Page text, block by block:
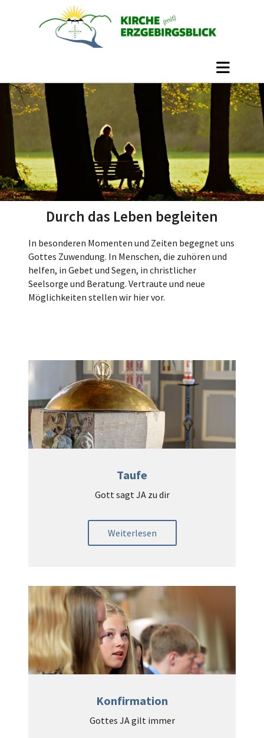
Durch das Leben begleiten
In besonderen Momenten und Zeiten begegnet uns
Gottes Zuwendung. In Menschen, die zuhören und
helfen, in Gebet und Segen, in christlicher
Seelsorge und Beratung. Vertraute und neue
Möglichkeiten stellen wir hier vor.
Taufe
Gott sagt JA zu dir
Weiterlesen
Konfirmation
Gottes JA gilt immer